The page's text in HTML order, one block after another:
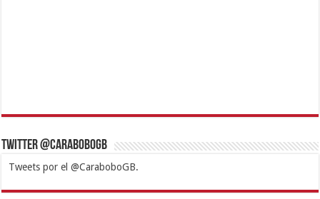
Twitter @CaraboboGB
Tweets por el @CaraboboGB.
1xbetBetturkeyBetistKralbetSupertotobetTipobetMatadorbetMariobet
https://mvbcasino.com/